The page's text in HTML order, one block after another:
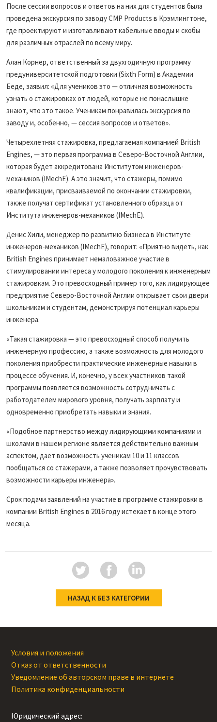
После сессии вопросов и ответов на них для студентов была
проведена экскурсия по заводу CMP Products в Крэмлингтоне,
где проектируют и изготавливают кабельные вводы и скобы
для различных отраслей по всему миру.
Алан Корнер, ответственный за двухгодичную программу
предуниверситетской подготовки (Sixth Form) в Академии
Беде, заявил: «Для учеников это — отличная возможность
узнать о стажировках от людей, которые не понаслышке
знают, что это такое. Ученикам понравилась экскурсия по
заводу и, особенно, — сессия вопросов и ответов».
Четырехлетняя стажировка, предлагаемая компанией British
Engines, — это первая программа в Северо-Восточной Англии,
которая будет аккредитована Институтом инженеров-
механиков (IMechE). А это значит, что стажеры, помимо
квалификации, присваиваемой по окончании стажировки,
также получат сертификат установленного образца от
Института инженеров-механиков (IMechE).
Денис Хили, менеджер по развитию бизнеса в Институте
инженеров-механиков (IMechE), говорит: «Приятно видеть, как
British Engines принимает немаловажное участие в
стимулировании интереса у молодого поколения к инженерным
стажировкам. Это превосходный пример того, как лидирующее
предприятие Северо-Восточной Англии открывает свои двери
школьникам и студентам, демонстрируя потенциал карьеры
инженера.
«Такая стажировка — это превосходный способ получить
инженерную профессию, а также возможность для молодого
поколения приобрести практические инженерные навыки в
процессе обучения. И, конечно, у всех участников такой
программы появляется возможность сотрудничать с
работодателем мирового уровня, получать зарплату и
одновременно приобретать навыки и знания.
«Подобное партнерство между лидирующими компаниями и
школами в нашем регионе является действительно важным
аспектом, дает возможность ученикам 10 и 11 классов
пообщаться со стажерами, а также позволяет прочувствовать
возможности карьеры инженера».
Срок подачи заявлений на участие в программе стажировки в
компании British Engines в 2016 году истекает в конце этого
месяца.
НАЗАД К БЕЗ КАТЕГОРИИ
Условия и положения
Отказ от ответственности
Уведомление об авторском праве в интернете
Политика конфиденциальности
Юридический адрес: